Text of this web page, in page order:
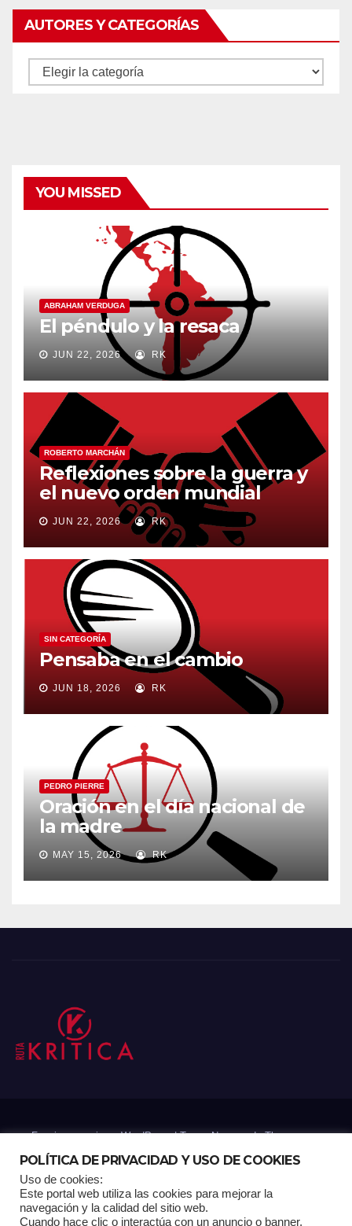
AUTORES Y CATEGORÍAS
Autores
YOU MISSED
ABRAHAM VERDUGA
El péndulo y la resaca
JUN 22, 2026 RK
ROBERTO MARCHÁN
Reflexiones sobre la guerra y
el nuevo orden mundial
JUN 22, 2026 RK
SIN CATEGORÍA
Pensaba en el cambio
JUN 18, 2026 RK
PEDRO PIERRE
Oración en el día nacional de
la madre
MAY 15, 2026 RK
Funciona gracias a WordPress|Tema: Newsup deThemeansar
POLÍTICA DE PRIVACIDAD Y USO DE COOKIES
Uso de cookies:
Este portal web utiliza las cookies para mejorar la
navegación y la calidad del sitio web.
Cuando hace clic o interactúa con un anuncio o banner,